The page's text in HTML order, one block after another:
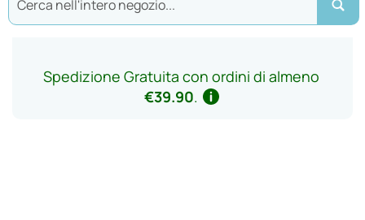
Spedizione Gratuita con ordini di almeno
€39.90.